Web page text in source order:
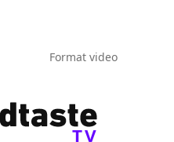
Format video
TV